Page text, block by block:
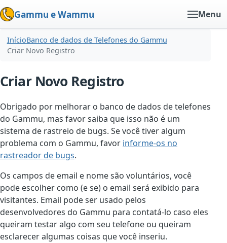
Gammu e Wammu Menu
InícioBanco de dados de Telefones do Gammu
Criar Novo Registro
Criar Novo Registro
Obrigado por melhorar o banco de dados de telefones
do Gammu, mas favor saiba que isso não é um
sistema de rastreio de bugs. Se você tiver algum
problema com o Gammu, favor informe-os no
rastreador de bugs.
Os campos de email e nome são voluntários, você
pode escolher como (e se) o email será exibido para
visitantes. Email pode ser usado pelos
desenvolvedores do Gammu para contatá-lo caso eles
queiram testar algo com seu telefone ou queiram
esclarecer algumas coisas que você inseriu.